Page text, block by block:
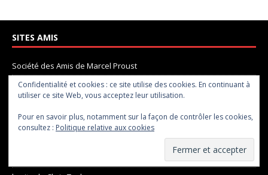
SITES AMIS
Société des Amis de Marcel Proust
Hôtel littéraire Le Swann
Éditions la pionnière
Frédéric Lipzyc
Confidentialité et cookies : ce site utilise des cookies. En continuant à
utiliser ce site Web, vous acceptez leur utilisation.
Pour en savoir plus, notamment sur la façon de contrôler les cookies,
consultez : Politique relative aux cookies